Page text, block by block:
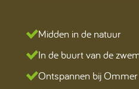
Midden in de natuur
In de buurt van de
Ontspannen bij